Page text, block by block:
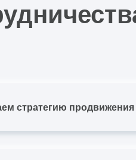
стратегию продвижения